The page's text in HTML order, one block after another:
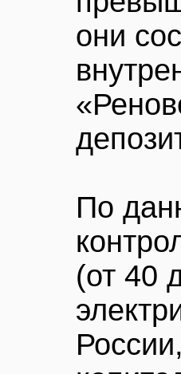
они
По
(от 40